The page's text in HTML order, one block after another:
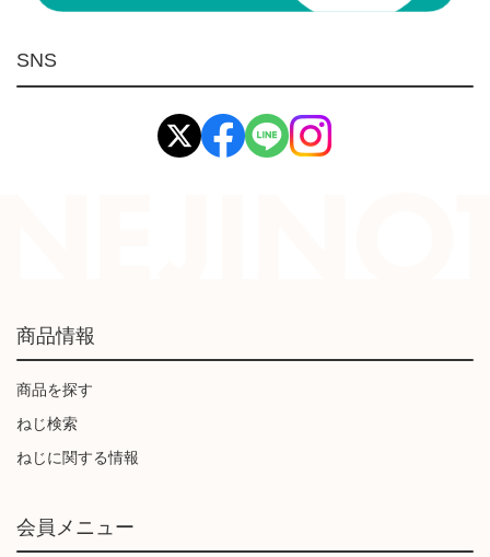
環境安全用品
イマオ製品(IMAO)
工業資材(栃木屋)
SNS
商品情報
商品を探す
ねじ検索
ねじに関する情報
会員メニュー